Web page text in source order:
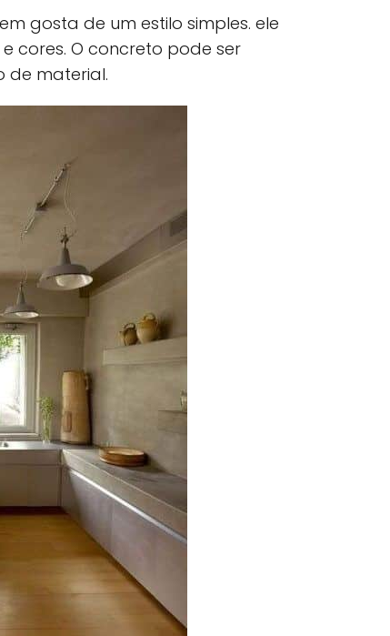
gosta de um estilo simples. ele
cores. O concreto pode ser
de material.